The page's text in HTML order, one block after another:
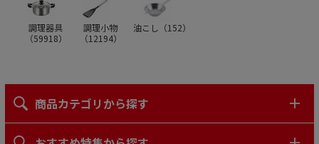
調理器具
（59918）
調理小物
（12194）
油こし（152）
商品カテゴリから探す